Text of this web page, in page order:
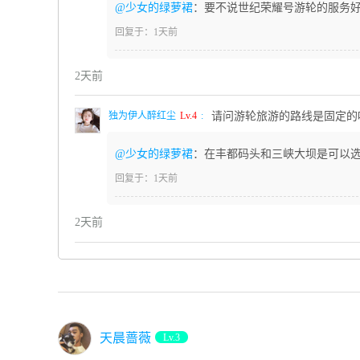
@少女的绿萝裙：要不说世纪荣耀号游轮的服务
回复于：1天前
2天前
独为伊人醉红尘 Lv.4 : 请问游轮旅游的路线是固定
@少女的绿萝裙：在丰都码头和三峡大坝是可以
回复于：1天前
2天前
天晨蔷薇 Lv.3